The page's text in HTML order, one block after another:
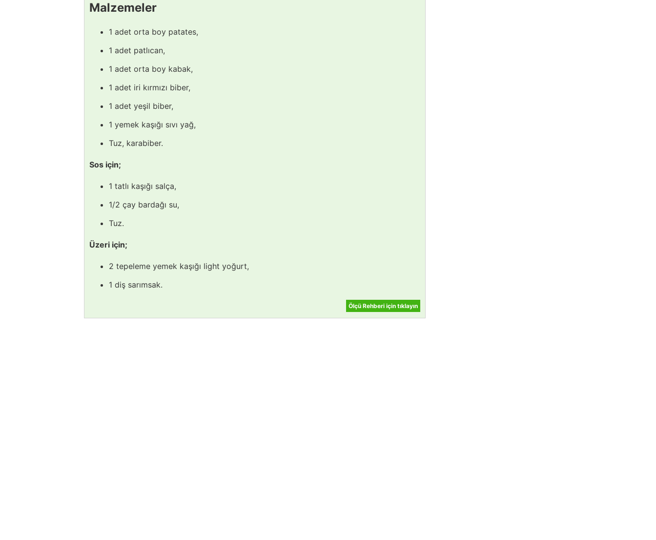
Malzemeler
1 adet orta boy patates,
1 adet patlıcan,
1 adet orta boy kabak,
1 adet iri kırmızı biber,
1 adet yeşil biber,
1 yemek kaşığı sıvı yağ,
Tuz, karabiber.
Sos için;
1 tatlı kaşığı salça,
1/2 çay bardağı su,
Tuz.
Üzeri için;
2 tepeleme yemek kaşığı light yoğurt,
1 diş sarımsak.
Ölçü Rehberi için tıklayın